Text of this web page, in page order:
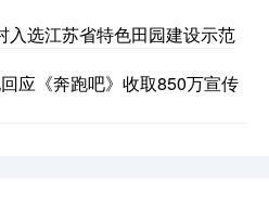
入选江苏省特色田园建设示范
应《奔跑吧》收取850万宣传